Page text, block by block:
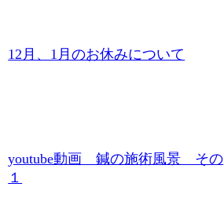
12月、1月のお休みについて
youtube動画 鍼の施術風景 その
１